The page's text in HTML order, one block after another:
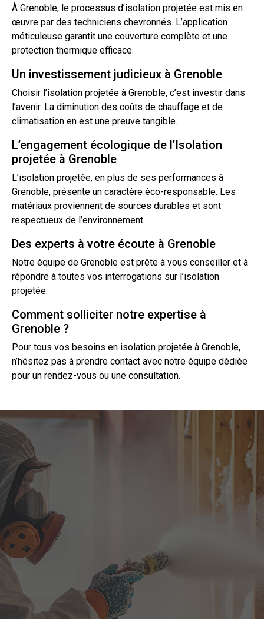
À Grenoble, le processus d’isolation projetée est mis en
œuvre par des techniciens chevronnés. L’application
méticuleuse garantit une couverture complète et une
protection thermique efficace.
Un investissement judicieux à Grenoble
Choisir l’isolation projetée à Grenoble, c’est investir dans
l’avenir. La diminution des coûts de chauffage et de
climatisation en est une preuve tangible.
L’engagement écologique de l’Isolation
projetée à Grenoble
L’isolation projetée, en plus de ses performances à
Grenoble, présente un caractère éco-responsable. Les
matériaux proviennent de sources durables et sont
respectueux de l’environnement.
Des experts à votre écoute à Grenoble
Notre équipe de Grenoble est prête à vous conseiller et à
répondre à toutes vos interrogations sur l’isolation
projetée.
Comment solliciter notre expertise à
Grenoble ?
Pour tous vos besoins en isolation projetée à Grenoble,
n’hésitez pas à prendre contact avec notre équipe dédiée
pour un rendez-vous ou une consultation.